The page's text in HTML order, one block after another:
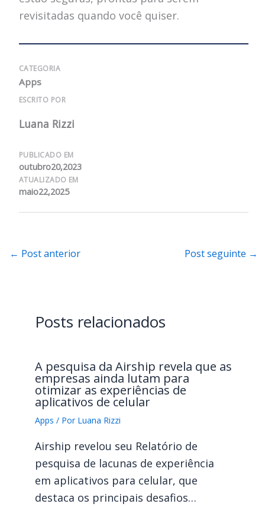
revisitadas quando você quiser.
CATEGORIA
Apps
ESCRITO POR
Luana Rizzi
PUBLICADO EM
outubro20,2023
ATUALIZADO EM
maio22,2025
← Post anterior Post seguinte →
Posts relacionados
A pesquisa da Airship revela que as
empresas ainda lutam para
otimizar as experiências de
aplicativos de celular
Apps / Por Luana Rizzi
Airship revelou seu Relatório de
pesquisa de lacunas de experiência
em aplicativos para celular, que
destaca os principais desafios…